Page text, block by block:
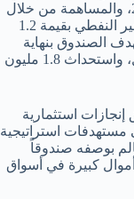
الاقتصاد المحلي على نحو متزايد حتى عام 2025، والمساهمة من خلال
شركاته التابعة له في الناتـج المحلي الإجمالي غير النفطي بقيمة 1.2
الصندوق بنهاية
2025 بأن يتجاوز حجـم الأصول 4 تريليونات ريال، واستحداث 1.8 مليون
استثمارية
استراتيجية
بوصفه صندوقاً
كبيرة في أسواق